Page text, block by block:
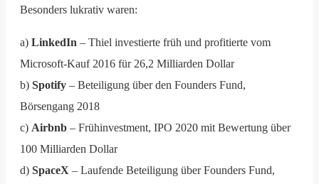
Besonders lukrativ waren:
a) LinkedIn – Thiel investierte früh und profitierte vom
Microsoft-Kauf 2016 für 26,2 Milliarden Dollar
b) Spotify – Beteiligung über den Founders Fund,
Börsengang 2018
c) Airbnb – Frühinvestment, IPO 2020 mit Bewertung über
100 Milliarden Dollar
d) SpaceX – Laufende Beteiligung über Founders Fund,